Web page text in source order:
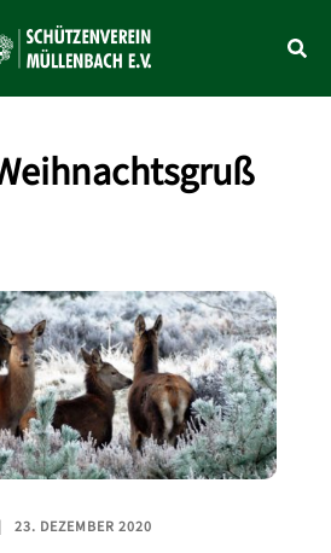
23. DEZEMBER 2020